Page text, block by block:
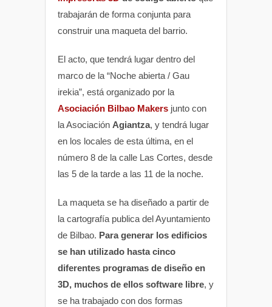
trabajarán de forma conjunta para
construir una maqueta del barrio.
El acto, que tendrá lugar dentro del
marco de la “Noche abierta / Gau
irekia”, está organizado por la
Asociación Bilbao Makers junto con
la Asociación Agiantza, y tendrá lugar
en los locales de esta última, en el
número 8 de la calle Las Cortes, desde
las 5 de la tarde a las 11 de la noche.
La maqueta se ha diseñado a partir de
la cartografía publica del Ayuntamiento
de Bilbao. Para generar los edificios
se han utilizado hasta cinco
diferentes programas de diseño en
3D, muchos de ellos software libre, y
se ha trabajado con dos formas